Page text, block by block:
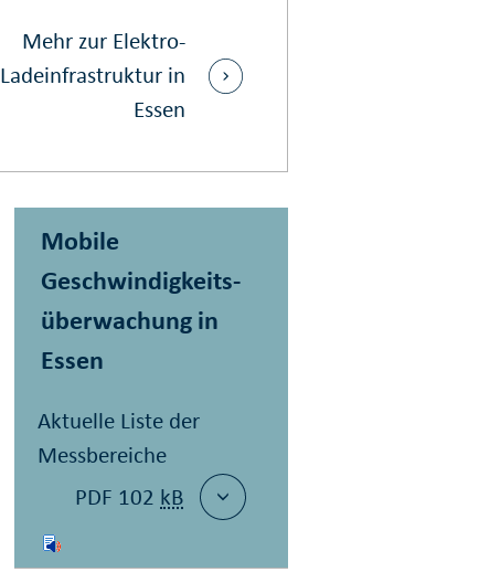
Mehr zur Elektro-
Ladeinfrastruktur in
Essen
Mobile
Geschwindig­keits­
über­wachung in
Essen
Aktuelle Liste der
Messbereiche
PDF 102 kB